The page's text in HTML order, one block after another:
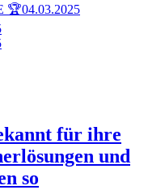
🏆04.03.2025
für ihre
und
so